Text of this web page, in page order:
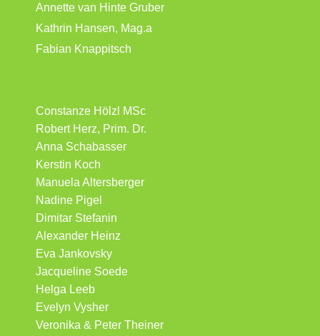
Annette van Hinte Gruber
Kathrin Hansen, Mag.a
Fabian Knappitsch
Constanze Hölzl MSc
Robert Herz, Prim. Dr.
Anna Schabasser
Kerstin Koch
Manuela Altersberger
Nadine Pigel
Dimitar Stefanin
Alexander Heinz
Eva Jankovsky
Jacqueline Soede
Helga Leeb
Evelyn Vysher
Veronika & Peter Theiner